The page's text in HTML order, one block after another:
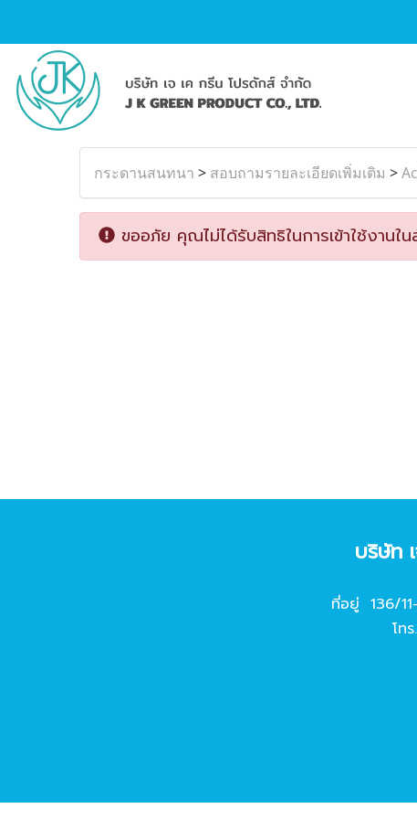
กระดานสนทนา > สอบถามรายละเอียดเพิ่มเติม >
ขออภัย คุณไม่ได้รับสิทธิในการเข้าใช้งานใ
บริษัท
ที่อยู่ 136/
โทร.